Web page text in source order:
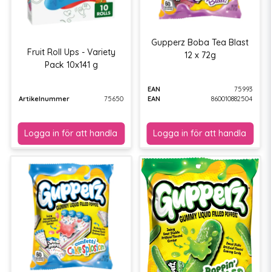
Fruit Roll Ups - Variety
Pack 10x141 g
Artikelnummer 75650
Gupperz Boba Tea Blast
12 x 72g
EAN
75993
EAN
860010882504